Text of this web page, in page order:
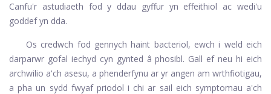
Canfu'r astudiaeth fod y ddau gyffur yn effeithiol ac wedi'u
goddef yn dda.
Os credwch fod gennych haint bacteriol, ewch i weld eich
darparwr gofal iechyd cyn gynted â phosibl. Gall ef neu hi eich
archwilio a'ch asesu, a phenderfynu ar yr angen am wrthfiotigau,
a pha un sydd fwyaf priodol i chi ar sail eich symptomau a'ch